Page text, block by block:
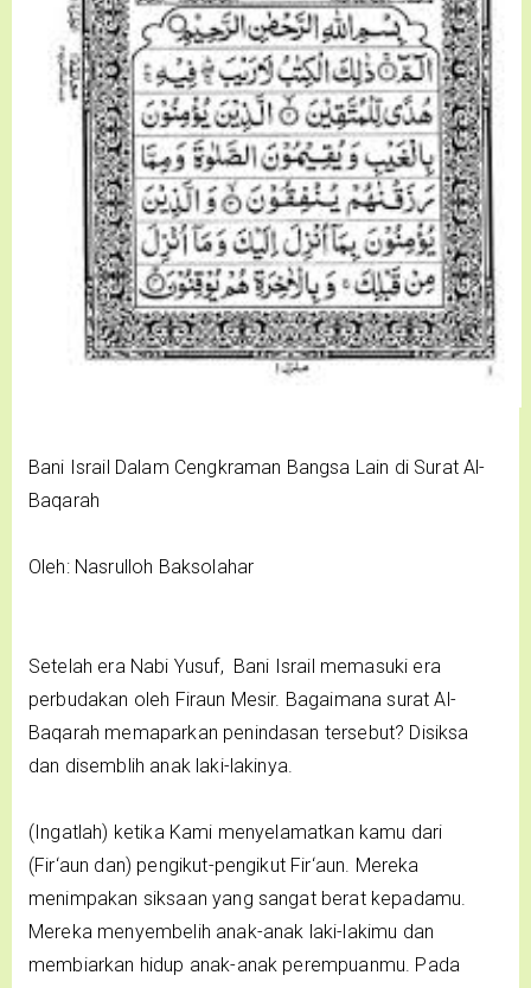
Bani Israil Dalam Cengkraman Bangsa Lain di Surat Al-
Baqarah
Oleh: Nasrulloh Baksolahar
Setelah era Nabi Yusuf, Bani Israil memasuki era
perbudakan oleh Firaun Mesir. Bagaimana surat Al-
Baqarah memaparkan penindasan tersebut? Disiksa
dan disemblih anak laki-lakinya.
(Ingatlah) ketika Kami menyelamatkan kamu dari
(Fir‘aun dan) pengikut-pengikut Fir‘aun. Mereka
menimpakan siksaan yang sangat berat kepadamu.
Mereka menyembelih anak-anak laki-lakimu dan
membiarkan hidup anak-anak perempuanmu. Pada